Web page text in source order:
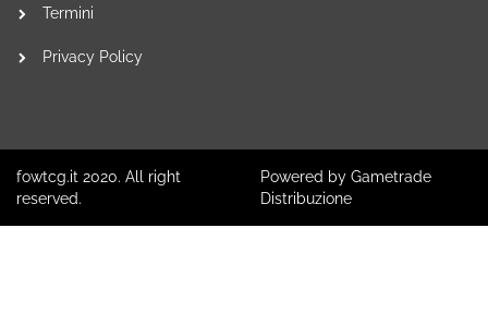
Termini
Privacy Policy
fowtcg.it 2020. All right
reserved.
Powered by Gametrade
Distribuzione